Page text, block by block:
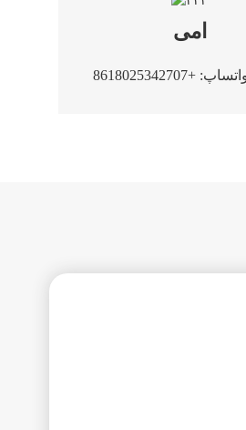
امی
+8618025342707